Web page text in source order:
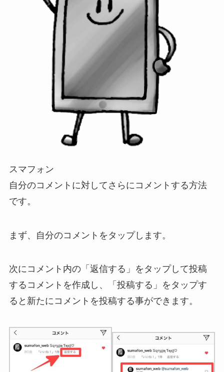
スマフォン
自分のコメントに対してさらにコメントする方法
です。
まず、自分のコメントをタップします。
次にコメント内の「返信する」をタップして投稿
するコメントを作成し、「投稿する」をタップす
ると新たにコメントを投稿する事ができます。